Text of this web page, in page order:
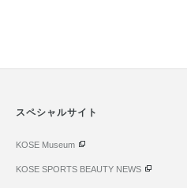
スペシャルサイト
KOSE Museum
KOSE SPORTS BEAUTY NEWS